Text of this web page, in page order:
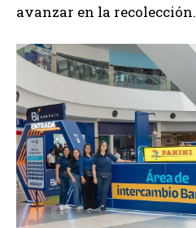
avanzar en la recolección.